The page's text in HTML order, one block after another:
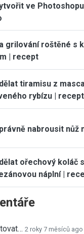
ve
grilování roštěné s
| recept
tiramisu z
rybízu | recept
nabrousit nůž
ořechový koláč s
náplní |
2 roky 7 měsíců ago